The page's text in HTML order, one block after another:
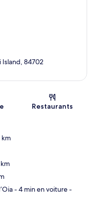
Island, 84702
Restaurants
km
- 4 min en voiture-